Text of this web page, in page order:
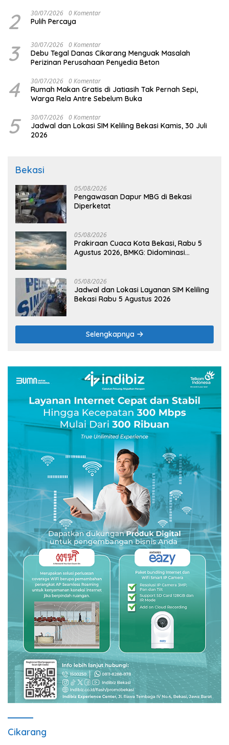
2 30/07/2026 0 Komentar
Pulih Percaya
3 30/07/2026 0 Komentar
Debu Tegal Danas Cikarang Menguak Masalah
Perizinan Perusahaan Penyedia Beton
4 30/07/2026 0 Komentar
Rumah Makan Gratis di Jatiasih Tak Pernah Sepi,
Warga Rela Antre Sebelum Buka
5 30/07/2026 0 Komentar
Jadwal dan Lokasi SIM Keliling Bekasi Kamis, 30 Juli
2026
Bekasi
05/08/2026
Pengawasan Dapur MBG di Bekasi
Diperketat
05/08/2026
Prakiraan Cuaca Kota Bekasi, Rabu 5
Agustus 2026, BMKG: Didominasi
05/08/2026
Jadwal dan Lokasi Layanan SIM Keliling
Bekasi Rabu 5 Agustus 2026
Selengkapnya
Cikarang